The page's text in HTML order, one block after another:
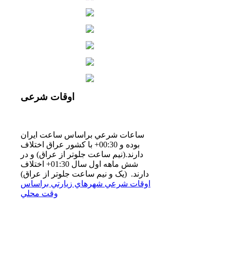
اوقات شرعی
ساعات شرعي براساس ساعت ايران
بوده و 00:30+ با كشور عراق اختلاف
دارند.(نيم ساعت جلوتر از عراق) و در
شش ماهه اول سال 01:30+ اختلاف
دارند. (یک و نیم ساعت جلوتر از عراق)
اوقات شرعي شهرهاي زيارتي براساس
وقت محلي